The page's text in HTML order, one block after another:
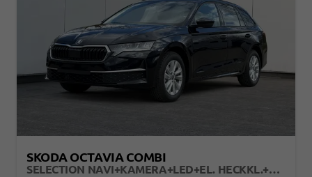
SKODA OCTAVIA COMBI
SELECTION NAVI+KAMERA+LED+EL. HECKKL.+SHZ